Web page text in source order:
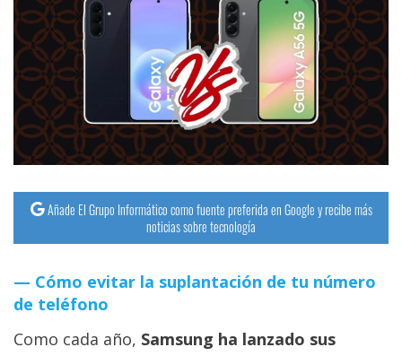
Operadores
Trucos
y
Tutoriales
Ciberseguridad
operativos
Profesional
Añade El Grupo Informático como fuente preferida en Google y recibe más
noticias sobre tecnología
Cómo evitar la suplantación de tu número
de teléfono
Como cada año, Samsung ha lanzado sus